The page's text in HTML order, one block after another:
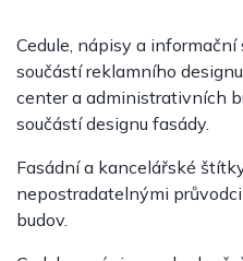
Cedule, nápisy a
součástí reklamního
center a administrativních
součástí designu fasády.
Fasádní a kancelářské
nepostradatelnými
budov.